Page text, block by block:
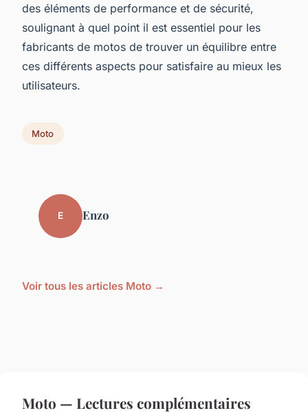
des éléments de performance et de sécurité,
soulignant à quel point il est essentiel pour les
fabricants de motos de trouver un équilibre entre
ces différents aspects pour satisfaire au mieux les
utilisateurs.
Moto
E Enzo
Voir tous les articles Moto →
Moto — Lectures complémentaires